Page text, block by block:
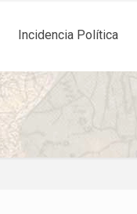
Incidencia Política